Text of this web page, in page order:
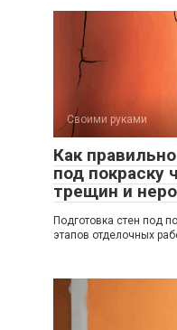
Своими руками
Как
под покраску
трещин и
Подготовка стен под
этапов отделочных